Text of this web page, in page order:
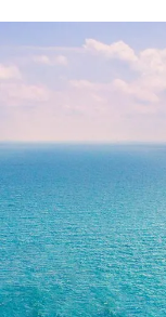
d’automatisation